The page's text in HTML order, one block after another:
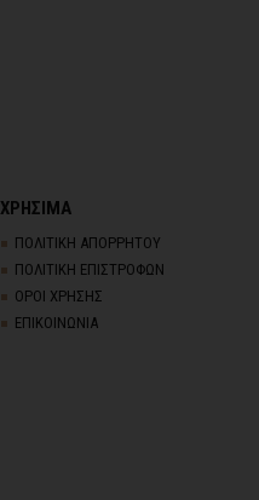
ΧΡΗΣΙΜΑ
ΠΟΛΙΤΙΚΗ ΑΠΟΡΡΗΤΟΥ
ΠΟΛΙΤΙΚΗ ΕΠΙΣΤΡΟΦΩΝ
ΟΡΟΙ ΧΡΗΣΗΣ
ΕΠΙΚΟΙΝΩΝΙΑ